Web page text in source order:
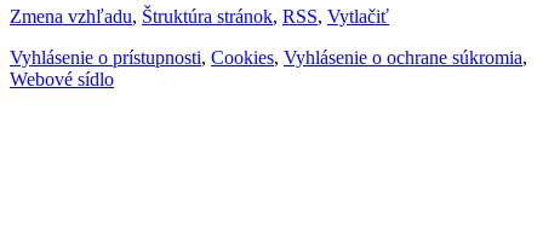
Zmena vzhľadu, Štruktúra stránok, RSS, Vytlačiť
Vyhlásenie o prístupnosti, Cookies, Vyhlásenie o ochrane súkromia,
Webové sídlo